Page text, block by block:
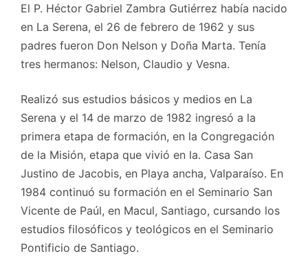
El P. Héctor Gabriel Zambra Gutiérrez había nacido
en La Serena, el 26 de febrero de 1962 y sus
padres fueron Don Nelson y Doña Marta. Tenía
tres hermanos: Nelson, Claudio y Vesna.
Realizó sus estudios básicos y medios en La
Serena y el 14 de marzo de 1982 ingresó a la
primera etapa de formación, en la Congregación
de la Misión, etapa que vivió en la. Casa San
Justino de Jacobis, en Playa ancha, Valparaíso. En
1984 continuó su formación en el Seminario San
Vicente de Paúl, en Macul, Santiago, cursando los
estudios filosóficos y teológicos en el Seminario
Pontificio de Santiago.